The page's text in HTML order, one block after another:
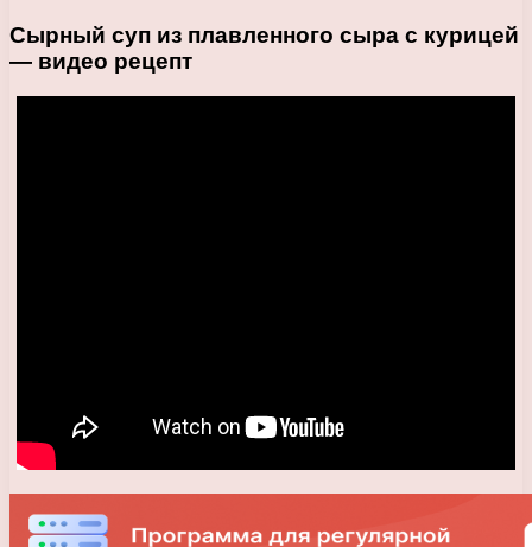
Сырный суп из плавленного сыра с курицей
— видео рецепт